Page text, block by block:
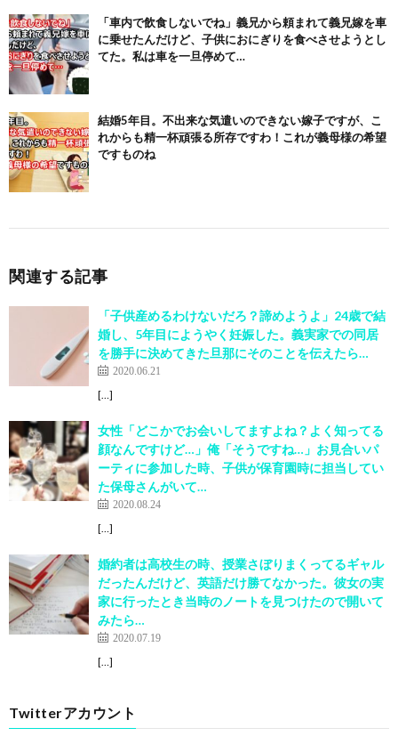
「車内で飲食しないでね」義兄から頼まれて義兄嫁を車
に乗せたんだけど、子供におにぎりを食べさせようとし
てた。私は車を一旦停めて…
結婚5年目。不出来な気遣いのできない嫁子ですが、こ
れからも精一杯頑張る所存ですわ！これが義母様の希望
ですものね
関連する記事
「子供産めるわけないだろ？諦めようよ」24歳で結
婚し、5年目にようやく妊娠した。義実家での同居
を勝手に決めてきた旦那にそのことを伝えたら…
2020.06.21
[…]
女性「どこかでお会いしてますよね？よく知ってる
顔なんですけど…」俺「そうですね…」お見合いパ
ーティに参加した時、子供が保育園時に担当してい
た保母さんがいて…
2020.08.24
[…]
婚約者は高校生の時、授業さぼりまくってるギャル
だったんだけど、英語だけ勝てなかった。彼女の実
家に行ったとき当時のノートを見つけたので開いて
みたら…
2020.07.19
[…]
Twitterアカウント